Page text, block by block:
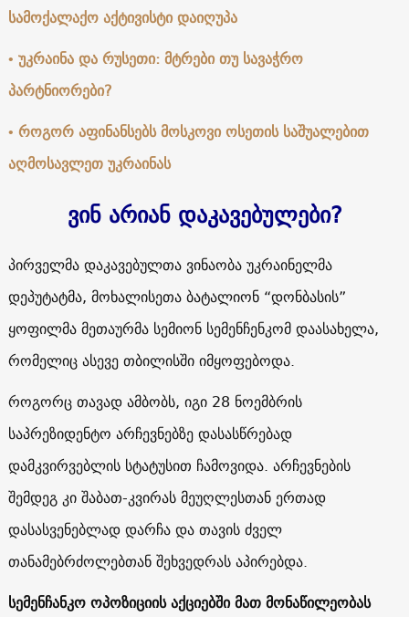
სამოქალაქო აქტივისტი დაიღუპა
• უკრაინა და რუსეთი: მტრები თუ სავაჭრო
პარტნიორები?
• როგორ აფინანსებს მოსკოვი ოსეთის საშუალებით
აღმოსავლეთ უკრაინას
ვინ არიან დაკავებულები?
პირველმა დაკავებულთა ვინაობა უკრაინელმა
დეპუტატმა, მოხალისეთა ბატალიონ “დონბასის”
ყოფილმა მეთაურმა სემიონ სემენჩენკომ დაასახელა,
რომელიც ასევე თბილისში იმყოფებოდა.
როგორც თავად ამბობს, იგი 28 ნოემბრის
საპრეზიდენტო არჩევნებზე დასასწრებად
დამკვირვებლის სტატუსით ჩამოვიდა. არჩევნების
შემდეგ კი შაბათ-კვირას მეუღლესთან ერთად
დასასვენებლად დარჩა და თავის ძველ
თანამებრძოლებთან შეხვედრას აპირებდა.
სემენჩანკო ოპოზიციის აქციებში მათ მონაწილეობას